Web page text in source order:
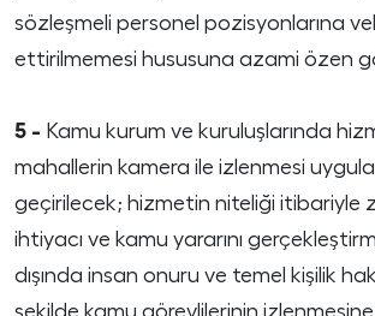
sözleşmeli personel pozisyonlarına
ettirilmemesi hususuna azami özen
5 - Kamu kurum ve kuruluşlarında
mahallerin kamera ile izlenmesi
geçirilecek; hizmetin niteliği itibariyle
ihtiyacı ve kamu yararını
dışında insan onuru ve temel kişilik
şekilde kamu görevlilerinin